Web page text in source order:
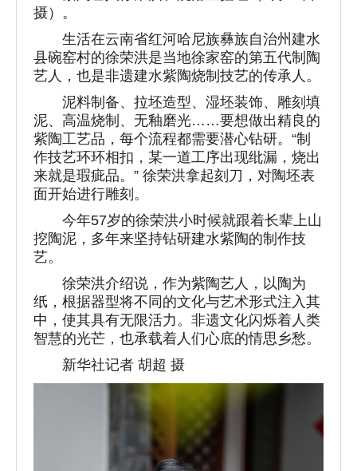
摄）。
生活在云南省红河哈尼族彝族自治州建水
县碗窑村的徐荣洪是当地徐家窑的第五代制陶
艺人，也是非遗建水紫陶烧制技艺的传承人。
泥料制备、拉坯造型、湿坯装饰、雕刻填
泥、高温烧制、无釉磨光……要想做出精良的
紫陶工艺品，每个流程都需要潜心钻研。“制
作技艺环环相扣，某一道工序出现纰漏，烧出
来就是瑕疵品。” 徐荣洪拿起刻刀，对陶坯表
面开始进行雕刻。
今年57岁的徐荣洪小时候就跟着长辈上山
挖陶泥，多年来坚持钻研建水紫陶的制作技
艺。
徐荣洪介绍说，作为紫陶艺人，以陶为
纸，根据器型将不同的文化与艺术形式注入其
中，使其具有无限活力。非遗文化闪烁着人类
智慧的光芒，也承载着人们心底的情思乡愁。
新华社记者 胡超 摄